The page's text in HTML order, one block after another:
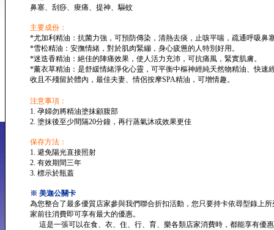
鼻塞、刮痧、痠痛、提神、驅蚊
主要成份：
*尤加利精油：抗菌力強，可預防傳染，清熱去痰，止咳平喘，疏通呼吸鼻
*雪松精油：安撫情緒，對於肌肉緊繃，身心疲憊的人特別好用。
*迷迭香精油：絕佳的陣痛效果，使人活力充沛，可抗痛風，緊實肌膚。
*薰衣草精油：是舒緩情緒淨化心靈，可平衡中樞神經純天然物精油、快速
收且不殘留於體內，最佳夫妻、情侶按摩SPA精油，可增情趣。
注意事項：
1. 孕婦勿將精油塗抹顧腹部
2. 塗抹後至少間隔20分鐘，再行蒸氣沐或效果更佳
保存方法：
1. 避免陽光直接照射
2. 有效期間三年
3. 標示於瓶蓋
※ 美迦公關卡
為您整合了最多優質店家參與我們聯合折扣活動，您只要持卡依尋型錄上所
家前往消費即可享有最大的優惠。
這是一張可以在食、衣、住、行、育、樂各類店家消費時，都能享有優